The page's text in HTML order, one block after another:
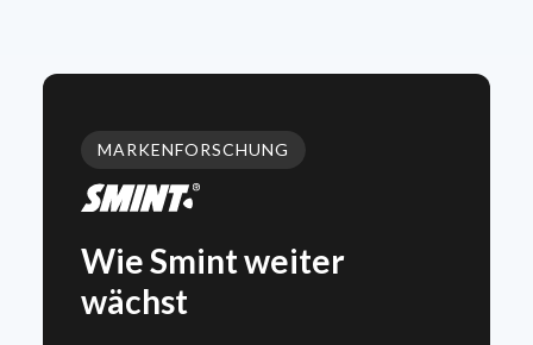
MARKENFORSCHUNG
Wie Smint weiter
wächst